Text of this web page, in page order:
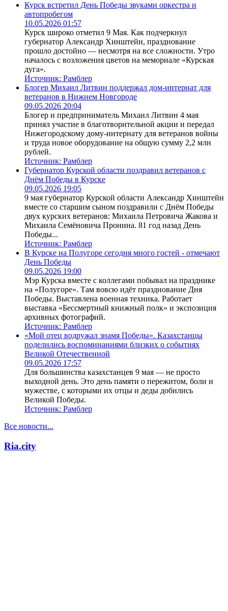
Курск встретил День Победы звуками оркестра и
автопробегом
10.05.2026 01:57
Курск широко отметил 9 Мая. Как подчеркнул
губернатор Александр Хинштейн, празднование
прошло достойно — несмотря на все сложности. Утро
началось с возложения цветов на мемориале «Курская
дуга».
Источник: Рамблер
Блогер Михаил Литвин поддержал дом-интернат для
ветеранов в Нижнем Новгороде
09.05.2026 20:04
Блогер и предприниматель Михаил Литвин 4 мая
принял участие в благотворительной акции и передал
Нижегородскому дому-интернату для ветеранов войны
и труда новое оборудование на общую сумму 2,2 млн
рублей.
Источник: Рамблер
Губернатор Курской области поздравил ветеранов с
Днём Победы в Курске
09.05.2026 19:05
9 мая губернатор Курской области Александр Хинштейн
вместе со старшим сыном поздравили с Днём Победы
двух курских ветеранов: Михаила Петровича Жакова и
Михаила Семёновича Пронина. 81 год назад День
Победы...
Источник: Рамблер
В Курске на Полугоре сегодня много гостей - отмечают
День Победы
09.05.2026 19:00
Мэр Курска вместе с коллегами побывал на празднике
на «Полугоре». Там вовсю идёт празднование Дня
Победы. Выставлена военная техника. Работает
выставка «Бессмертный книжный полк» и экспозиция
архивных фотографий.
Источник: Рамблер
«Мой отец водружал знамя Победы». Казахстанцы
поделились воспоминаниями близких о событиях
Великой Отечественной
09.05.2026 17:57
Для большинства казахстанцев 9 мая — не просто
выходной день. Это день памяти о пережитом, боли и
мужестве, с которыми их отцы и деды добились
Великой Победы.
Источник: Рамблер
Все новости...
Ria.city